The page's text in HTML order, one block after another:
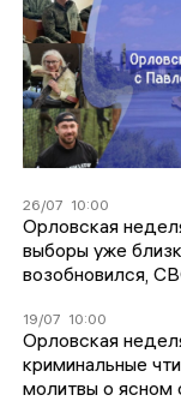
26/07 10:00
Орловская
выборы уже
возобновился,
19/07 10:00
Орловская
криминальные
молитвы о ясном